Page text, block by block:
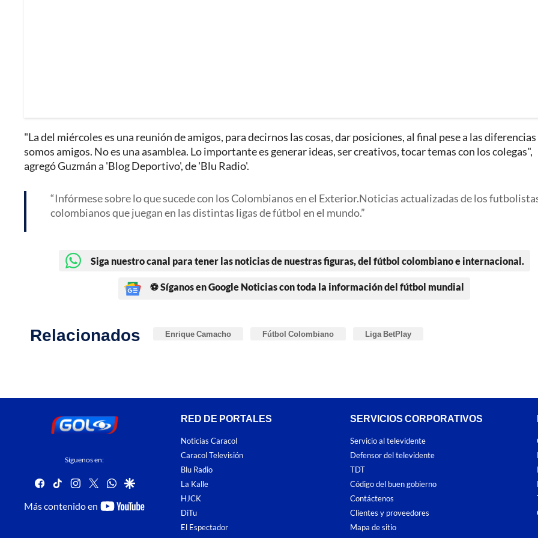
"La del miércoles es una reunión de amigos, para decirnos las cosas, dar posiciones, al final pese a las diferencias
somos amigos. No es una asamblea. Lo importante es generar ideas, ser creativos, tocar temas con los colegas",
agregó Guzmán a 'Blog Deportivo', de 'Blu Radio'.
Infórmese sobre lo que sucede con los Colombianos en el Exterior.Noticias actualizadas de los
colombianos que juegan en las distintas ligas de fútbol en el mundo.
Siga nuestro canal para tener las noticias de nuestras figuras, del fútbol colombiano e internacional.
⚽ Síganos en Google Noticias con toda la información del fútbol mundial
Relacionados Enrique Camacho Fútbol Colombiano Liga BetPlay
Síguenos en:
facebook
tiktokinstagram
twitterwhatsapp
google
Más contenido en
youtube-
RED DE PORTALES
Noticias Caracol
Caracol Televisión
Blu Radio
La Kalle
HJCK
DiTu
El Espectador
SERVICIOS CORPORATIVOS
Servicio al televidente
Defensor del televidente
TDT
Código del buen gobierno
Contáctenos
Clientes y proveedores
Mapa de sitio